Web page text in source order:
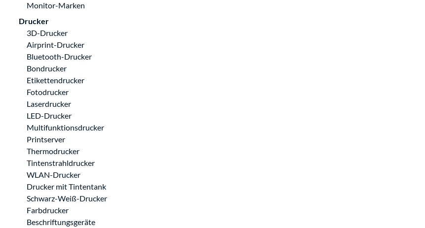
Monitor-Marken
Drucker
3D-Drucker
Airprint-Drucker
Bluetooth-Drucker
Bondrucker
Etikettendrucker
Fotodrucker
Laserdrucker
LED-Drucker
Multifunktionsdrucker
Printserver
Thermodrucker
Tintenstrahldrucker
WLAN-Drucker
Drucker mit Tintentank
Schwarz-Weiß-Drucker
Farbdrucker
Beschriftungsgeräte